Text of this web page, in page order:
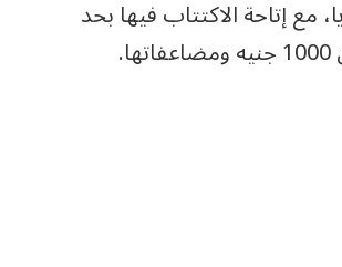
إتاحة الاكتتاب فيها بحد